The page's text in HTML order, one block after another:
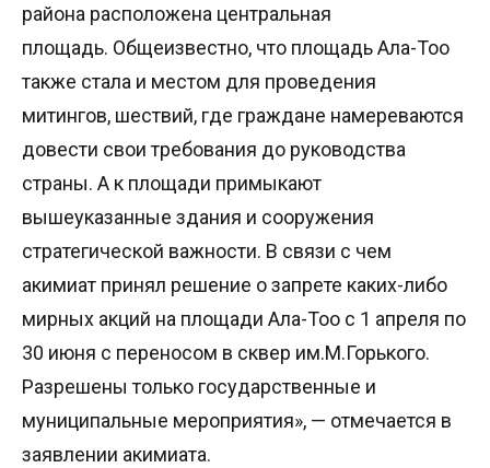
района расположена центральная
площадь. Общеизвестно, что площадь Ала-Тоо
также стала и местом для проведения
митингов, шествий, где граждане намереваются
довести свои требования до руководства
страны. А к площади примыкают
вышеуказанные здания и сооружения
стратегической важности. В связи с чем
акимиат принял решение о запрете каких-либо
мирных акций на площади Ала-Тоо с 1 апреля по
30 июня с переносом в сквер им.М.Горького.
Разрешены только государственные и
муниципальные мероприятия», — отмечается в
заявлении акимиата.